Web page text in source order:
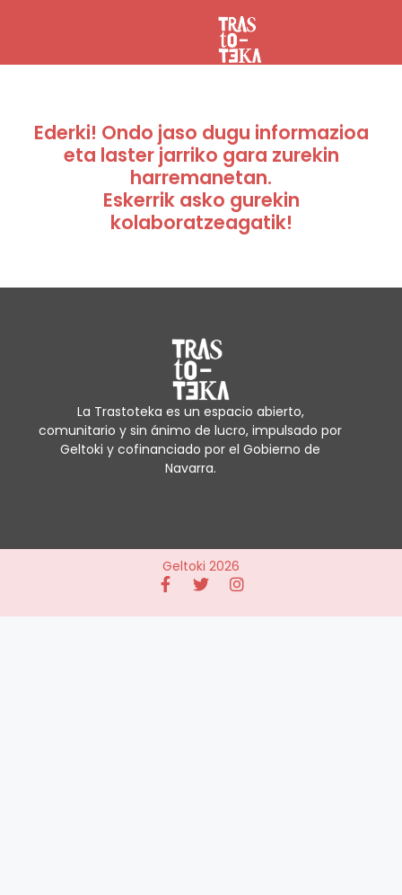
Ederki! Ondo jaso dugu informazioa
eta laster jarriko gara zurekin
harremanetan.
Eskerrik asko gurekin
kolaboratzeagatik!
La Trastoteka es un espacio abierto,
comunitario y sin ánimo de lucro, impulsado por
Geltoki y cofinanciado por el Gobierno de
Navarra.
Geltoki 2026